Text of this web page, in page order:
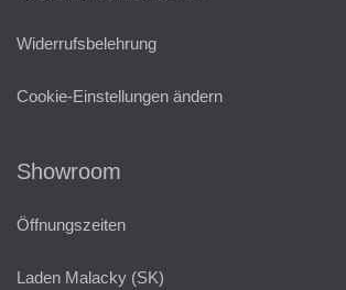
Widerrufsbelehrung
Cookie-Einstellungen ändern
Showroom
Öffnungszeiten
Laden Malacky (SK)